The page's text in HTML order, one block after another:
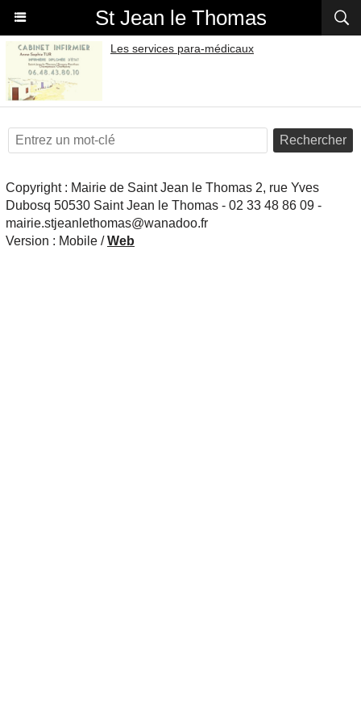
St Jean le Thomas
Les services para-médicaux
Rechercher
Copyright : Mairie de Saint Jean le Thomas 2, rue Yves
Dubosq 50530 Saint Jean le Thomas - 02 33 48 86 09 -
mairie.stjeanlethomas@wanadoo.fr
Version : Mobile /Web